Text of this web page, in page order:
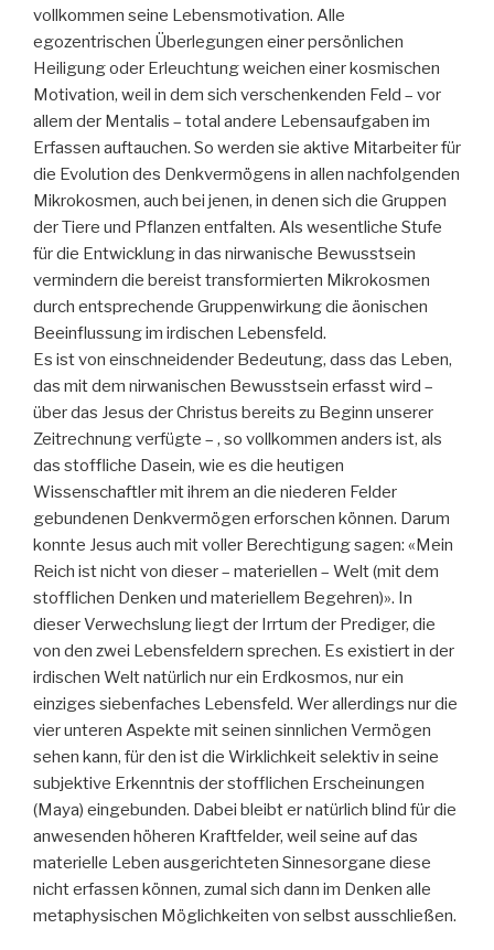
vollkommen seine Lebensmotivation. Alle
egozentrischen Überlegungen einer persönlichen
Heiligung oder Erleuchtung weichen einer kosmischen
Motivation, weil in dem sich verschenkenden Feld – vor
allem der Mentalis – total andere Lebensaufgaben im
Erfassen auftauchen. So werden sie aktive Mitarbeiter für
die Evolution des Denkvermögens in allen nachfolgenden
Mikrokosmen, auch bei jenen, in denen sich die Gruppen
der Tiere und Pflanzen entfalten. Als wesentliche Stufe
für die Entwicklung in das nirwanische Bewusstsein
vermindern die bereist transformierten Mikrokosmen
durch entsprechende Gruppenwirkung die äonischen
Beeinflussung im irdischen Lebensfeld.
Es ist von einschneidender Bedeutung, dass das Leben,
das mit dem nirwanischen Bewusstsein erfasst wird –
über das Jesus der Christus bereits zu Beginn unserer
Zeitrechnung verfügte – , so vollkommen anders ist, als
das stoffliche Dasein, wie es die heutigen
Wissenschaftler mit ihrem an die niederen Felder
gebundenen Denkvermögen erforschen können. Darum
konnte Jesus auch mit voller Berechtigung sagen: «Mein
Reich ist nicht von dieser – materiellen – Welt (mit dem
stofflichen Denken und materiellem Begehren)». In
dieser Verwechslung liegt der Irrtum der Prediger, die
von den zwei Lebensfeldern sprechen. Es existiert in der
irdischen Welt natürlich nur ein Erdkosmos, nur ein
einziges siebenfaches Lebensfeld. Wer allerdings nur die
vier unteren Aspekte mit seinen sinnlichen Vermögen
sehen kann, für den ist die Wirklichkeit selektiv in seine
subjektive Erkenntnis der stofflichen Erscheinungen
(Maya) eingebunden. Dabei bleibt er natürlich blind für die
anwesenden höheren Kraftfelder, weil seine auf das
materielle Leben ausgerichteten Sinnesorgane diese
nicht erfassen können, zumal sich dann im Denken alle
metaphysischen Möglichkeiten von selbst ausschließen.